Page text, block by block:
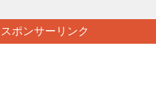
スポンサーリンク